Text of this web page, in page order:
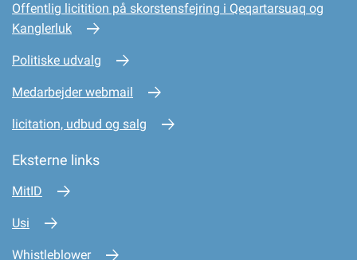
Offentlig licitition på skorstensfejring i Qeqartarsuaq og
Kanglerluk
Politiske udvalg
Medarbejder webmail
licitation, udbud og salg
Eksterne links
MitID
Usi
Whistleblower